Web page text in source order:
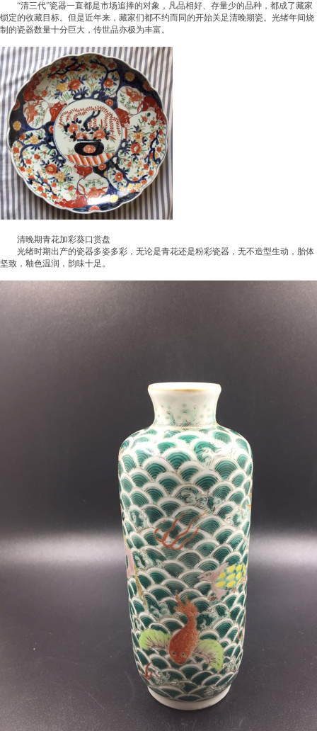
“清三代”瓷器一直都是市场追捧的对象，凡品相好、存量少的品种，都成了藏家
锁定的收藏目标。但是近年来，藏家们都不约而同的开始关足清晚期瓷。光绪年间烧
制的瓷器数量十分巨大，传世品亦极为丰富。
清晚期青花加彩葵口赏盘
光绪时期出产的瓷器多姿多彩，无论是青花还是粉彩瓷器，无不造型生动，胎体
坚致，釉色温润，韵味十足。